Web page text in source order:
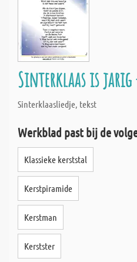
Sinterklaas is
Sinterklaasliedje, tekst
Werkblad past bij de
Klassieke kerststal
Kerstpiramide
Kerstman
Kerstster